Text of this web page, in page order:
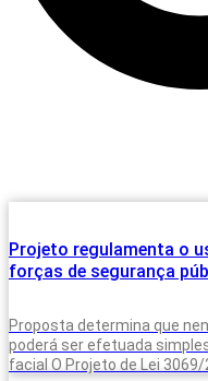
Projeto regulamenta o
forças de segurança
Proposta determina que
poderá ser efetuada
facial O Projeto de Lei